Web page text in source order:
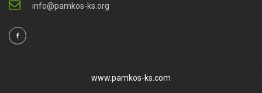
info@pamkos-ks.org
www.pamkos-ks.com